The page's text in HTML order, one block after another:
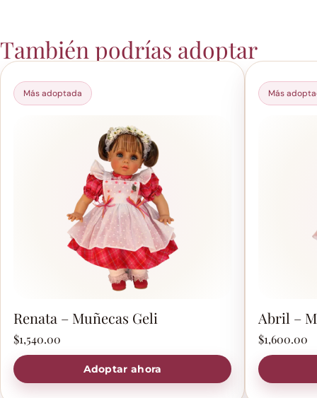
También podrías adoptar
Más adoptada
Renata – Muñecas Geli
$1,540.00
Adoptar ahora
Más
Abril –
$1,600.00